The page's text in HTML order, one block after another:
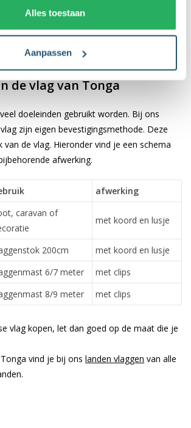
Alles toestaan
Aanpassen
eigen voorraad
prijs garantie
en heldere kleuren
de vlag van Tonga
doeleinden gebruikt worden. Bij ons
zijn eigen bevestigingsmethode. Deze
van de vlag. Hieronder vind je een schema
afwerking.
afwerking
caravan of
met koord en lusje
200cm
met koord en lusje
6/7 meter
met clips
8/9 meter met clips
vlag kopen, let dan goed op de maat die je
vind je bij ons landen vlaggen van alle